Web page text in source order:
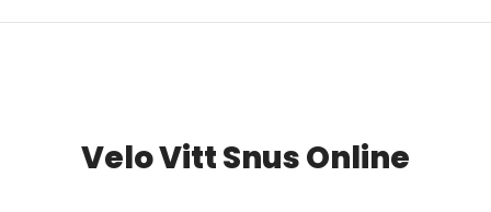
Velo Vitt Snus Online